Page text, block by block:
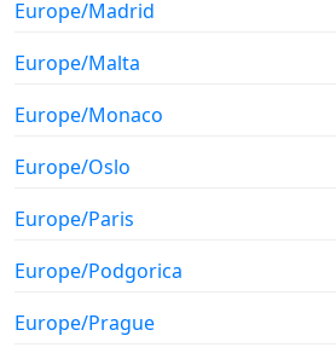
Europe/Madrid
Europe/Malta
Europe/Monaco
Europe/Oslo
Europe/Paris
Europe/Podgorica
Europe/Prague